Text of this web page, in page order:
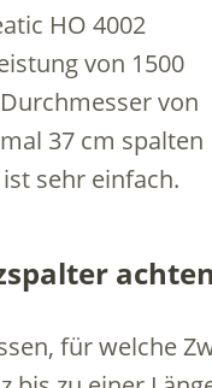
HO 4002
von 1500
von
37 cm spalten
sehr einfach.
für welche